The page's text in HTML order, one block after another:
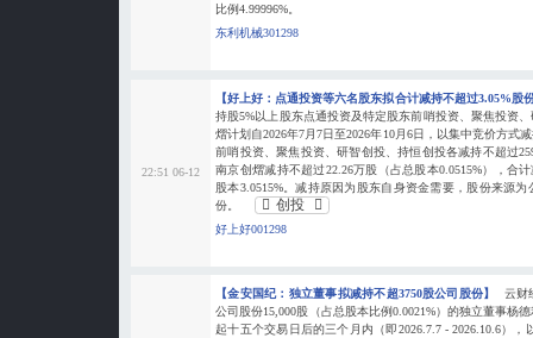
比例4.99996%。
东利机械301298
22:51 06-12
【好上好：点通投资等六名股东拟合计减持不超过3.05%股
持股5%以上股东点通投资及特定股东前哨投资、聚焦投资
熠计划自2026年7月7日至2026年10月6日，以集中竞价方式
前哨投资、聚焦投资、研智创投、持恒创投各减持不超过
南京创熠减持不超过22.26万股（占总股本0.0515%），合
股本3.0515%。减持原因为股东自身资金需要，股份来源
份。
创投
好上好001298
【金安国纪：独立董事拟减持不超3750股公司股份】
云财
公司股份15,000股（占总股本比例0.0021%）的独立董事杨
起十五个交易日后的三个月内（即2026.7.7 - 2026.10.6），